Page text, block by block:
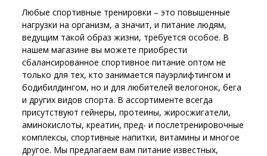
Любые спортивные тренировки – это повышенные
нагрузки на организм, а значит, и питание людям,
ведущим такой образ жизни, требуется особое. В
нашем магазине вы можете приобрести
сбалансированное спортивное питание оптом не
только для тех, кто занимается пауэрлифтингом и
бодибилдингом, но и для любителей велогонок, бега
и других видов спорта. В ассортименте всегда
присутствуют гейнеры, протеины, жиросжигатели,
аминокислоты, креатин, пред- и послетренировочные
комплексы, спортивные напитки, витамины и многое
другое. Мы предлагаем вам питание известных,